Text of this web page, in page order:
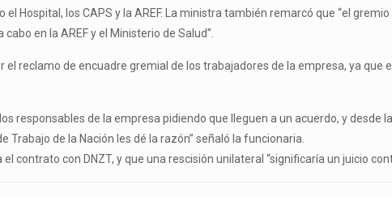
Hospital, los CAPS y la AREF. La ministra también remarcó que “el
en la AREF y el Ministerio de Salud”.
reclamo de encuadre gremial de los trabajadores de la empresa, ya que
responsables de la empresa pidiendo que lleguen a un acuerdo, y desde
de la Nación les dé la razón” señaló la funcionaria.
con DNZT, y que una rescisión unilateral “significaría un juicio